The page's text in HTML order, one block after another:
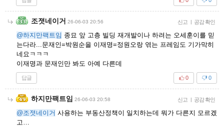
조졋네이거 26-06-03 20:56 신고 | 공감 확인
@하지만팩트임 종묘 앞 고층 빌딩 재개발이나 하려는 오세훈이를 믿
는다라...문재인=박원순을 이재명=정원오랑 엮는 프레임도 기가막히
네요ㅋㅋㅋ
이재명과 문재인만 봐도 아예 다른데
답글 0
0
하지만팩트임 26-06-03 20:58 신고 | 공감 확인
@조졋네이거 사용하는 부동산정책이 일치하는데 뭐가 다른지 모르겠
고…